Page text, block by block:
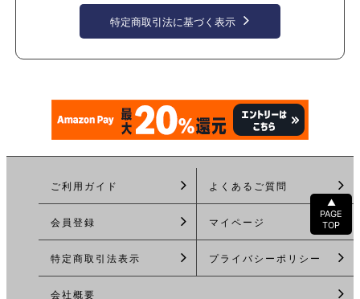
▲
PAGE
TOP
特定商取引法に基づく表示
ご利用ガイド よくあるご質問
会員登録 マイページ
特定商取引法表示 プライバシーポリシー
会社概要